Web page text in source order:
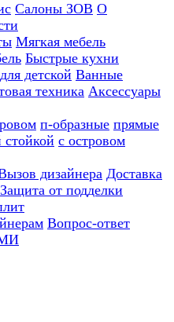
Салоны ЗОВ О
Мягкая мебель
Быстрые кухни
детской Ванные
техника Аксессуары
п-образные прямые
стойкой с островом
дизайнера Доставка
Защита от подделки
Вопрос-ответ